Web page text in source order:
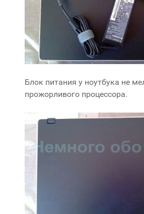
Блок питания у ноутбука не
прожорливого процессора.